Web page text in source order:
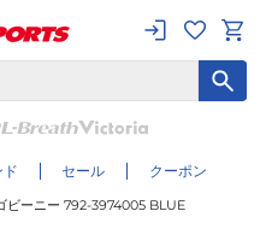
ド セール クーポン
ビーニー 792-3974005 BLUE